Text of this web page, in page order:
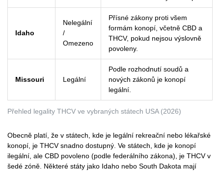
Přehled legality THCV ve vybraných státech USA (2026)
Idaho
Nelegální
/
Omezeno
Přísné zákony proti všem
formám konopí, včetně CBD a
THCV, pokud nejsou výslovně
povoleny.
Missouri Legální
Podle rozhodnutí soudů a
nových zákonů je konopí
legální.
Obecně platí, že v státech, kde je legální rekreační nebo lékařské
konopí, je THCV snadno dostupný. Ve státech, kde je konopí
ilegální, ale CBD povoleno (podle federálního zákona), je THCV v
šedé zóně. Některé státy jako Idaho nebo South Dakota mají